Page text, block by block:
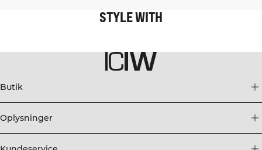
STYLE WITH
Butik
Oplysninger